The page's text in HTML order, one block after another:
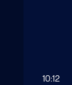
10:12